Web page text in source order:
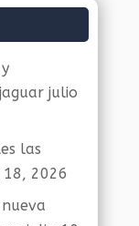
julio
las
2026